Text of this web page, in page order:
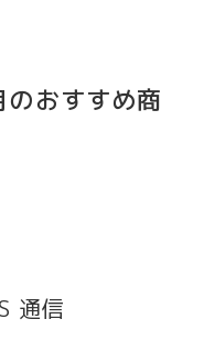
のおすすめ商
通信